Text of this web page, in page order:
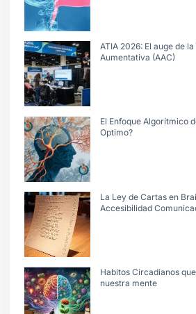
ATIA 2026: El auge de
Aumentativa (AAC)
El Enfoque Algorítmico
Optimo?
La Ley de Cartas en
Accesibilidad
Habitos Circadianos
nuestra mente